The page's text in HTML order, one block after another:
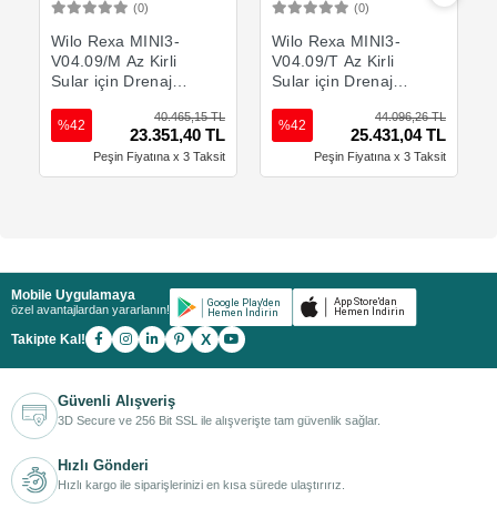
(0)
Wilo Rexa MINI3-
V04.09/M Az Kirli
Sular için Drenaj
40.465,15 TL
23.351,40 TL
%42
Peşin Fiyatına x 3 Taksit
(0)
Wilo Rexa MINI3-
V04.09/T Az Kirli
Sular için Drenaj
44.096,26 TL
25.431,04 TL
%42
Peşin Fiyatına x 3 Taksit
Mobile Uygulamaya
özel avantajlardan yararlanın!
Takipte Kal! X
Güvenli Alışveriş
3D Secure ve 256 Bit SSL ile alışverişte tam güvenlik sağlar.
Hızlı Gönderi
Hızlı kargo ile siparişlerinizi en kısa sürede ulaştırırız.